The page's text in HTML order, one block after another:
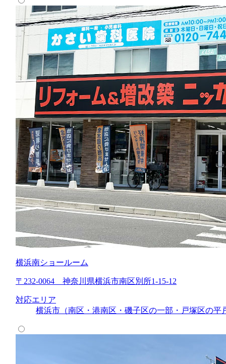
横浜南ショールーム
〒232-0064 神奈川県横浜市南区別所1-15-12
対応エリア
横浜市（南区・港南区・磯子区の一部・戸塚区の平